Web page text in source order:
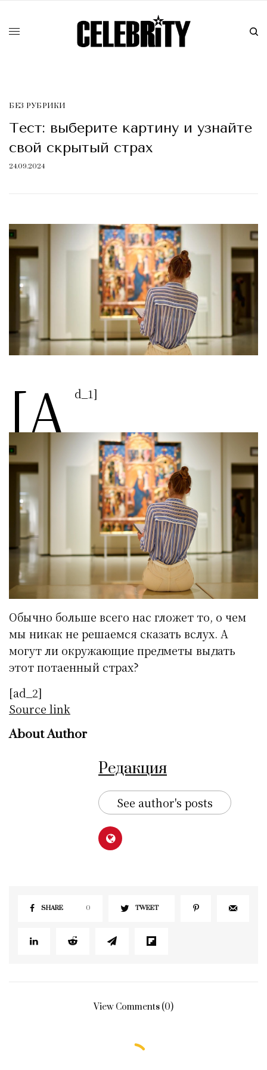
БЕЗ РУБРИКИ
Тест: выберите картину и узнайте
свой скрытый страх
24.09.2024
[a d_1]
Обычно больше всего нас гложет то, о чем
мы никак не решаемся сказать вслух. А
могут ли окружающие предметы выдать
этот потаенный страх?
[ad_2]
Source link
About Author
Редакция
See author's posts
SHARE 0 TWEET
View Comments (0)